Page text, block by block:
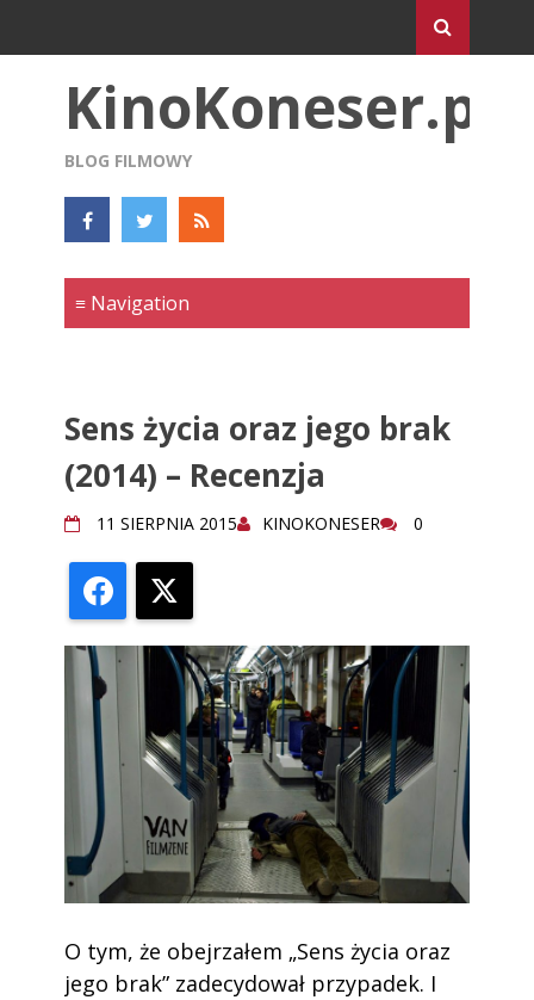
KinoKoneser.pl
BLOG FILMOWY
Sens życia oraz jego brak
(2014) – Recenzja
11 SIERPNIA 2015 KINOKONESER 0
Facebook
O tym, że obejrzałem „Sens życia oraz
jego brak” zadecydował przypadek. I